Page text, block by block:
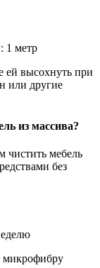
1 метр
ей высохнуть при
или другие
из массива?
чистить мебель
без
микрофибру